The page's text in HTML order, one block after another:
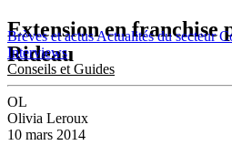
Brèves et actusActualités du secteur
Interviews
Conseils et Guides
Extension en franchise
Rideau
OL
Olivia Leroux
10 mars 2014